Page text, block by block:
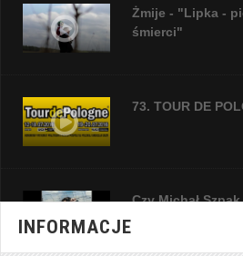
Żmije - "Lipka -
śmierci"
73. TOUR DE
Czy Michał
INFORMACJE